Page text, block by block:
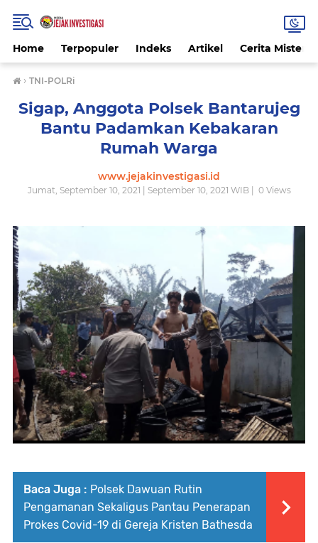
Home Terpopuler Indeks Artikel Cerita Misteri
› TNI-POLRi
Sigap, Anggota Polsek Bantarujeg
Bantu Padamkan Kebakaran
Rumah Warga
www.jejakinvestigasi.id
Jumat, September 10, 2021 | September 10, 2021 WIB | 0Views
Baca Juga : Polsek Dawuan Rutin
Pengamanan Sekaligus Pantau Penerapan
Prokes Covid-19 di Gereja Kristen Bathesda